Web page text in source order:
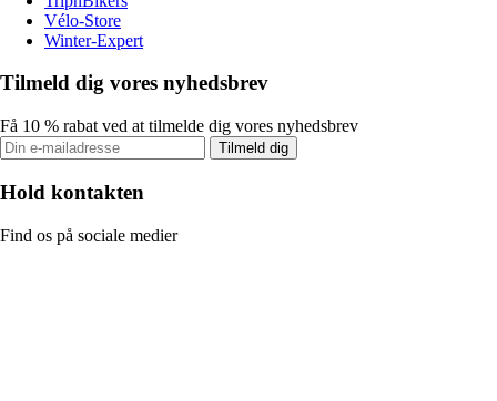
Vélo-Store
Winter-Expert
Tilmeld dig vores nyhedsbrev
Få 10 % rabat ved at tilmelde dig vores nyhedsbrev
Tilmeld dig
Hold kontakten
Find os på sociale medier